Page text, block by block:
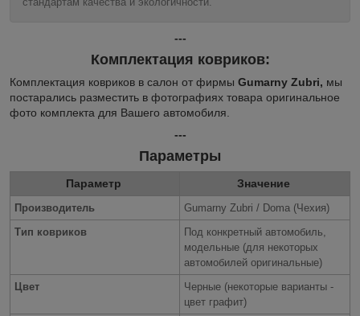
---
Комплектация ковриков:
Комплектация ковриков в салон от фирмы Gumarny Zubri, мы
постарались разместить в фотографиях товара оригинальное
фото комплекта для Вашего автомобиля.
---
Параметры
Параметр Значение
Производитель
Gumarny Zubri / Doma (Чехия)
Тип ковриков
Под конкретный автомобиль,
модельные (для некоторых
автомобилей оригинальные)
Цвет
Черные (некоторые варианты -
цвет графит)